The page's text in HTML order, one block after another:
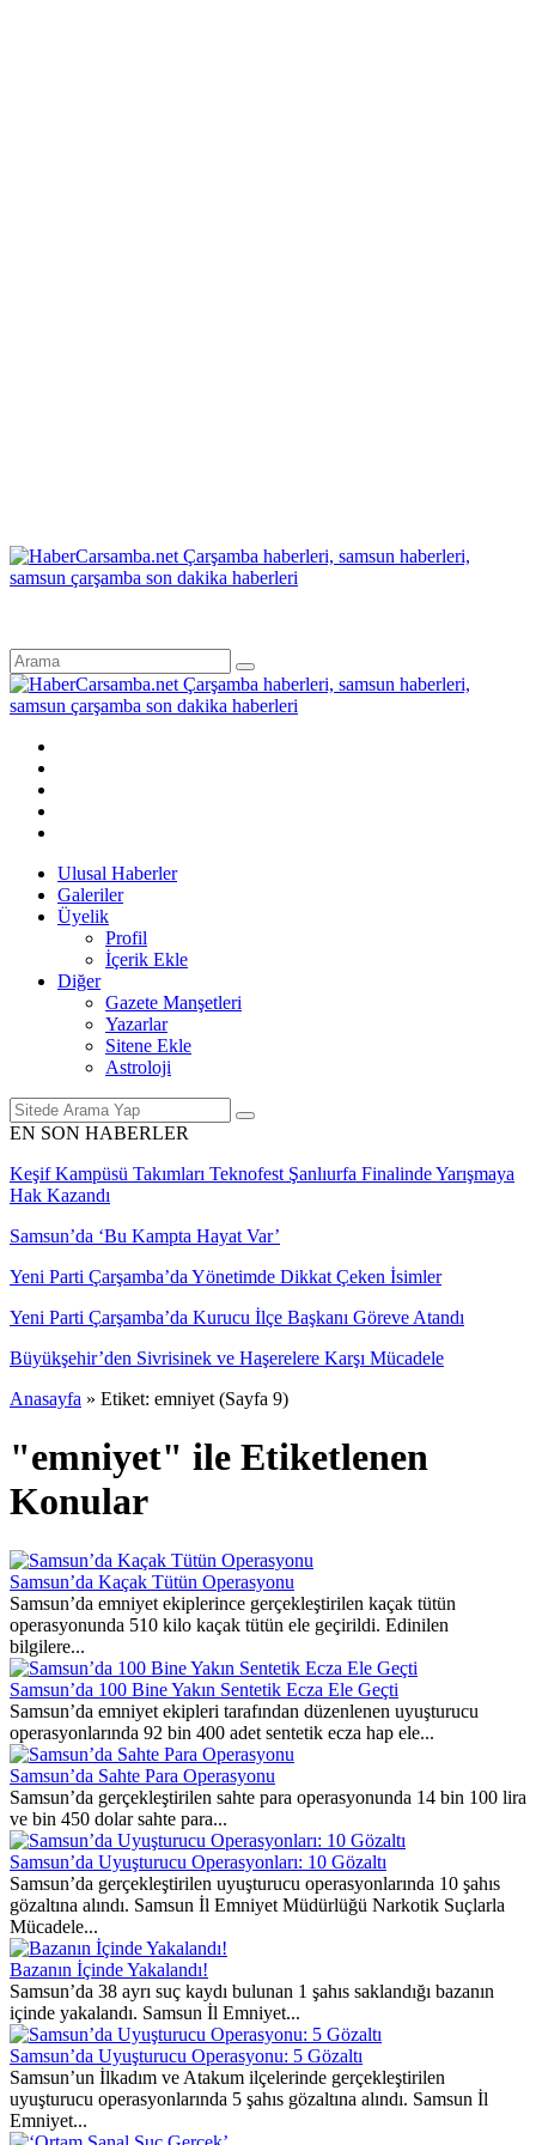
Ulusal Haberler
Galeriler
Üyelik
Profil
İçerik Ekle
Diğer
Gazete Manşetleri
Yazarlar
Sitene Ekle
Astroloji
EN SON HABERLER
Keşif Kampüsü Takımları Teknofest Şanlıurfa Finalinde Yarışmaya
Hak Kazandı
Samsun’da ‘Bu Kampta Hayat Var’
Yeni Parti Çarşamba’da Yönetimde Dikkat Çeken İsimler
Yeni Parti Çarşamba’da Kurucu İlçe Başkanı Göreve Atandı
Büyükşehir’den Sivrisinek ve Haşerelere Karşı Mücadele
Anasayfa » Etiket: emniyet (Sayfa 9)
"emniyet" ile Etiketlenen
Konular
Samsun’da Kaçak Tütün Operasyonu
Samsun’da emniyet ekiplerince gerçekleştirilen kaçak tütün
operasyonunda 510 kilo kaçak tütün ele geçirildi. Edinilen
bilgilere...
Samsun’da 100 Bine Yakın Sentetik Ecza Ele Geçti
Samsun’da emniyet ekipleri tarafından düzenlenen uyuşturucu
operasyonlarında 92 bin 400 adet sentetik ecza hap ele...
Samsun’da Sahte Para Operasyonu
Samsun’da gerçekleştirilen sahte para operasyonunda 14 bin 100 lira
ve bin 450 dolar sahte para...
Samsun’da Uyuşturucu Operasyonları: 10 Gözaltı
Samsun’da gerçekleştirilen uyuşturucu operasyonlarında 10 şahıs
gözaltına alındı. Samsun İl Emniyet Müdürlüğü Narkotik Suçlarla
Mücadele...
Bazanın İçinde Yakalandı!
Samsun’da 38 ayrı suç kaydı bulunan 1 şahıs saklandığı bazanın
içinde yakalandı. Samsun İl Emniyet...
Samsun’da Uyuşturucu Operasyonu: 5 Gözaltı
Samsun’un İlkadım ve Atakum ilçelerinde gerçekleştirilen
uyuşturucu operasyonlarında 5 şahıs gözaltına alındı. Samsun İl
Emniyet...